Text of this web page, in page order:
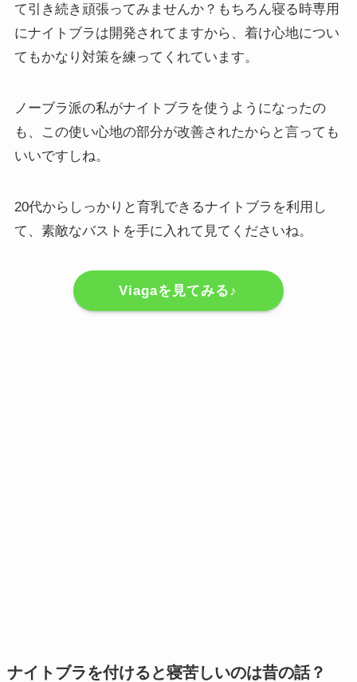
て引き続き頑張ってみませんか？もちろん寝る時専用
にナイトブラは開発されてますから、着け心地につい
てもかなり対策を練ってくれています。
ノーブラ派の私がナイトブラを使うようになったの
も、この使い心地の部分が改善されたからと言っても
いいですしね。
20代からしっかりと育乳できるナイトブラを利用し
て、素敵なバストを手に入れて見てくださいね。
Viagaを見てみる♪
ナイトブラを付けると寝苦しいのは昔の話？